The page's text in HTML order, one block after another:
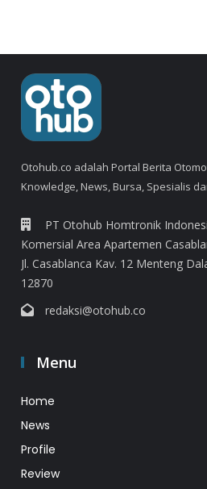
Otohub.co adalah Portal Berita
Knowledge, News, Bursa, Spesialis
PT Otohub Homtronik
Komersial Area Apartemen
Jl. Casablanca Kav. 12 Menteng
12870
redaksi@otohub.co
Menu
Home
News
Profile
Review